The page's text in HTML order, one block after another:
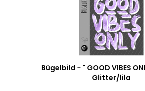
Bügelbild - " GOOD VIBES
Glitter/lila